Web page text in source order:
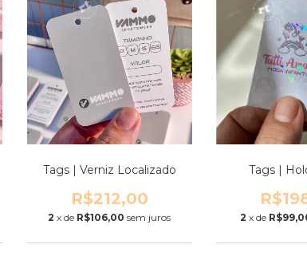
Tags | Verniz Localizado
R$212,00
2 x de R$106,00 sem juros
Tags |
2 x de